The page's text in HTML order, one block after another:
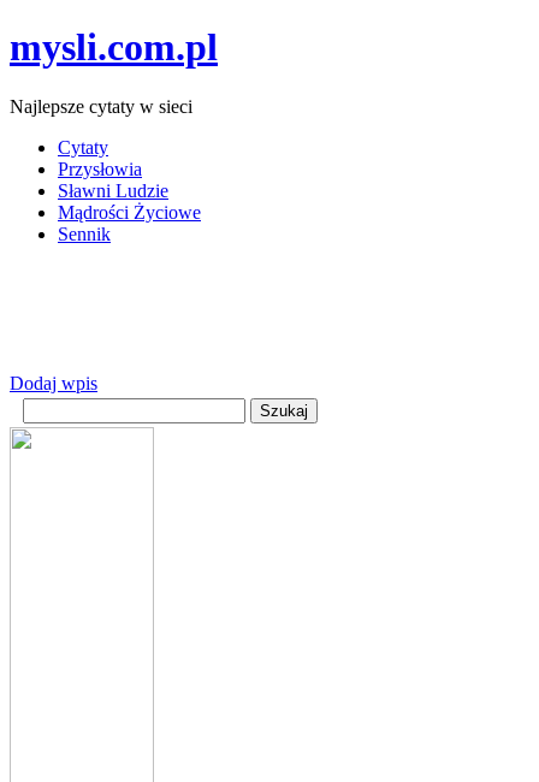
mysli.com.pl
Najlepsze cytaty w sieci
Cytaty
Przysłowia
Sławni Ludzie
Mądrości Życiowe
Sennik
Dodaj wpis